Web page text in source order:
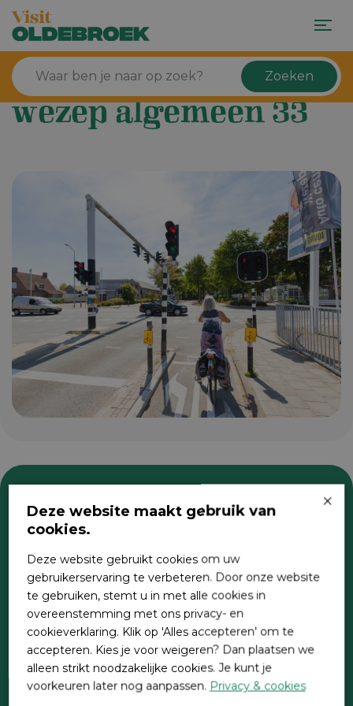
Zoeken
wezep algemeen 33
Zoeken
Direct contact
×
Deze website maakt gebruik van
cookies.
Deze website gebruikt cookies om uw
gebruikerservaring te verbeteren. Door onze website
te gebruiken, stemt u in met alle cookies in
overeenstemming met ons privacy- en
cookieverklaring. Klik op 'Alles accepteren' om te
accepteren. Kies je voor weigeren? Dan plaatsen we
alleen strikt noodzakelijke cookies. Je kunt je
voorkeuren later nog aanpassen. Privacy & cookies